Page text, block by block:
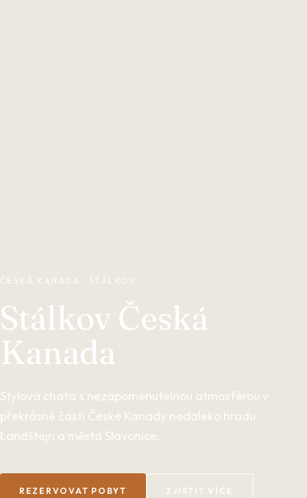
ČESKÁ KANADA · STÁLKOV
Stálkov Česká
Kanada
Stylová chata s nezapomenutelnou atmosférou v
překrásné části České Kanady nedaleko hradu
Landštejn a města Slavonice.
REZERVOVAT POBYT ZJISTIT VÍCE